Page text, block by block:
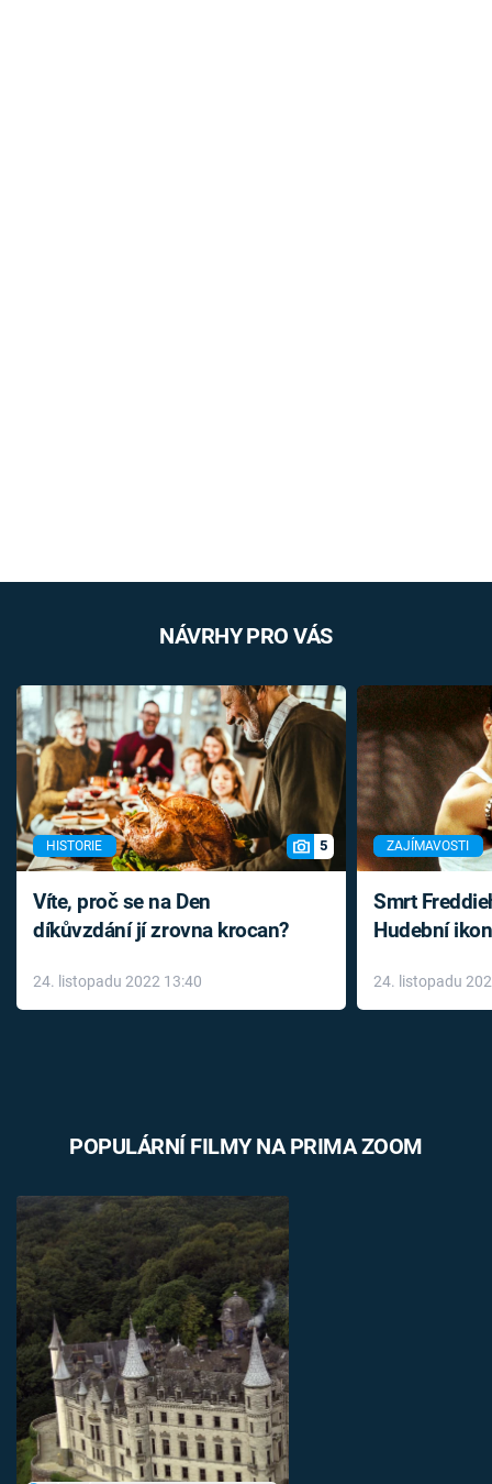
NÁVRHY PRO VÁS
HISTORIE 5
Víte, proč se na Den
díkůvzdání jí zrovna krocan?
24. listopadu 2022 13:40
ZAJÍMAVOSTI
Smrt
Hudební
léky
24. listopadu
POPULÁRNÍ FILMY NA PRIMA ZOOM